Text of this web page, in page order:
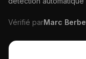
Vérifié parMarc